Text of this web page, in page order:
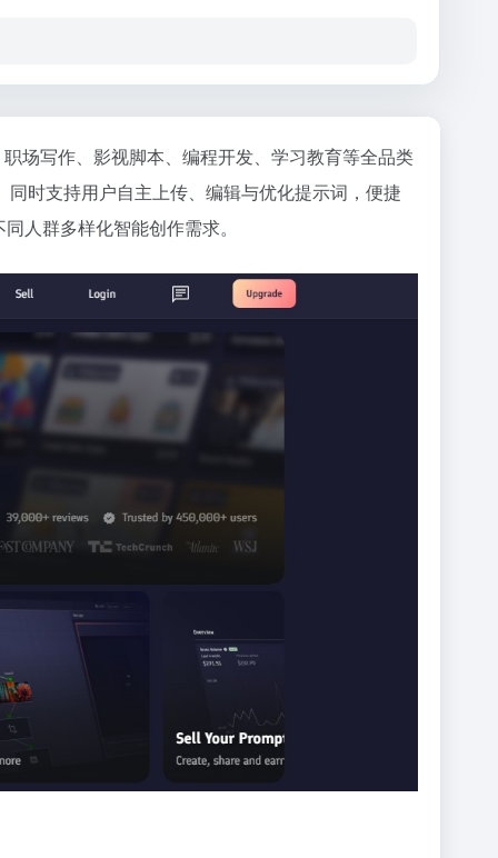
场写作、影视脚本、编程开发、学习教育等全品类
同时支持用户自主上传、编辑与优化提示词，便捷
人群多样化智能创作需求。